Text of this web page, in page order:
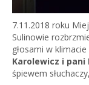
7.11.2018 roku
Sulinowie
głosami w
Karolewicz i pani
śpiewem